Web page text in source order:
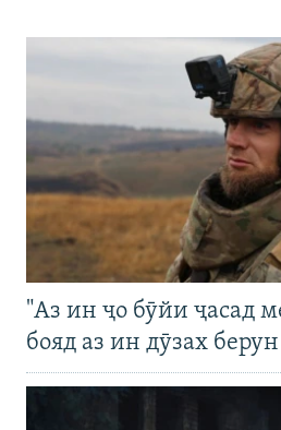
"Аз ин ҷо бӯйи ҷасад
бояд аз ин дӯзах